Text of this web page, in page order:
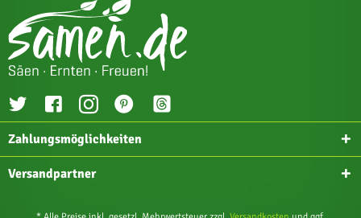
Zahlungsmöglichkeiten
Versandpartner